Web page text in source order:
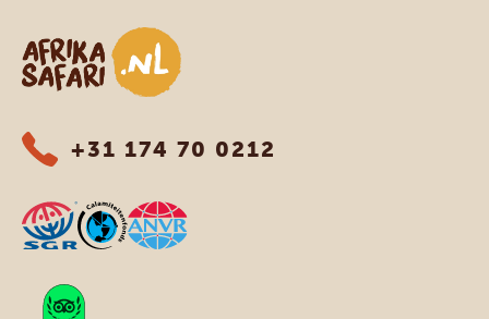
Afrika safari
+31 174 70 0212